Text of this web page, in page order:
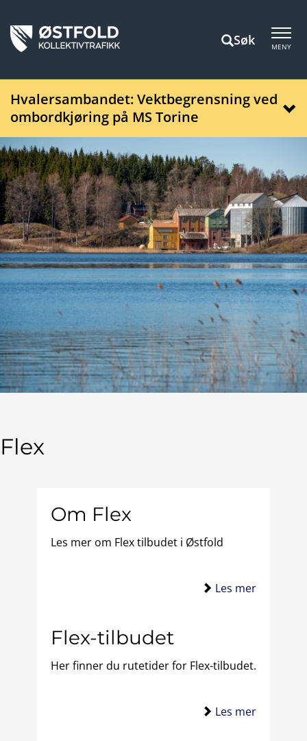
Søk MENY
Hvalersambandet: Vektbegrensning ved
ombordkjøring på MS Torine
Flex
Om Flex
Les mer om Flex tilbudet i Østfold
Les mer
Flex-tilbudet
Her finner du rutetider for Flex-tilbudet.
Les mer